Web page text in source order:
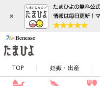
×
TOP 妊娠・出産